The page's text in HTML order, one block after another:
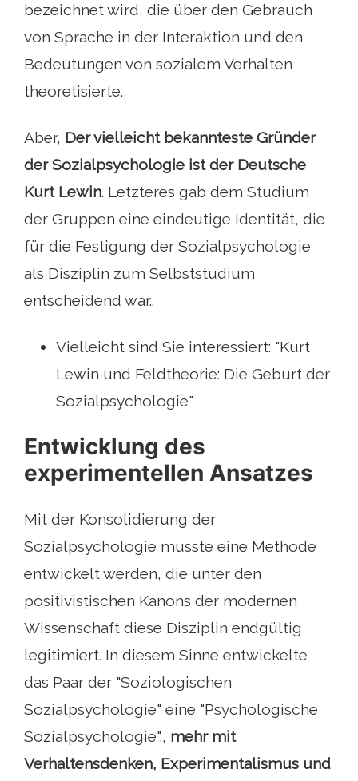
bezeichnet wird, die über den Gebrauch
von Sprache in der Interaktion und den
Bedeutungen von sozialem Verhalten
theoretisierte.
Aber, Der vielleicht bekannteste Gründer
der Sozialpsychologie ist der Deutsche
Kurt Lewin. Letzteres gab dem Studium
der Gruppen eine eindeutige Identität, die
für die Festigung der Sozialpsychologie
als Disziplin zum Selbststudium
entscheidend war..
Vielleicht sind Sie interessiert: "Kurt
Lewin und Feldtheorie: Die Geburt der
Sozialpsychologie"
Entwicklung des
experimentellen Ansatzes
Mit der Konsolidierung der
Sozialpsychologie musste eine Methode
entwickelt werden, die unter den
positivistischen Kanons der modernen
Wissenschaft diese Disziplin endgültig
legitimiert. In diesem Sinne entwickelte
das Paar der "Soziologischen
Sozialpsychologie" eine "Psychologische
Sozialpsychologie"., mehr mit
Verhaltensdenken, Experimentalismus und